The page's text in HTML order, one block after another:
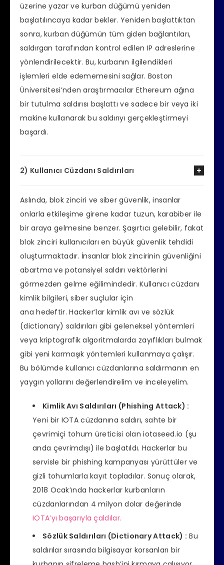
üzerine yazar ve kurban düğümü yeniden
başlatılıncaya kadar bekler. Yeniden başlattıktan
sonra, kurban düğümün tüm giden bağlantıları,
saldırgan tarafından kontrol edilen IP adreslerine
yönlendirilecektir. Bu, kurbanın ilgilendikleri
işlemleri elde edememesini sağlar. Boston
Üniversitesi’nden araştırmacılar Ethereum ağına
bir tutulma saldırısı başlattı ve sadece bir veya iki
makine kullanarak bu saldırıyı gerçekleştirmeyi
başardı.
2) Kullanıcı Cüzdanı Saldırıları
Aslında, blok zinciri ve siber güvenlik, insanlar
onlarla etkileşime girene kadar tuzun, karabiber ile
bir araya gelmesine benzer. Şaşırtıcı gelebilir, fakat
blok zinciri kullanıcıları en büyük güvenlik tehdidi
oluşturmaktadır. İnsanlar blok zincirinin güvenliğini
abartma ve potansiyel saldırı vektörlerini
görmezden gelme eğilimindedir. Kullanıcı cüzdanı
kimlik bilgileri, siber suçlular için
ana hedeftir. Hacker’lar kimlik avı ve sözlük
(dictionary) saldırıları gibi geleneksel yöntemleri
veya kriptografik algoritmalarda zayıflıkları bulmak
gibi yeni karmaşık yöntemleri kullanmaya çalışır.
Bu bölümde kullanıcı cüzdanlarına saldırmanın en
yaygın yollarını değerlendirelim ve inceleyelim.
Kimlik Avı Saldırıları (Phishing Attack) :
Yeni bir IOTA cüzdanına saldırı, sahte bir
çevrimiçi tohum üreticisi olan iotaseed.io (şu
anda çevrimdışı) ile başlatıldı. Hackerlar bu
servisle bir phishing kampanyası yürüttüler ve
gizli tohumlarla kayıt topladılar. Sonuç olarak,
2018 Ocak’ında hackerlar kurbanların
cüzdanlarından 4 milyon dolar değerinde
IOTA’yı başarıyla çaldılar.
Sözlük Saldırıları (Dictionary Attack) : Bu
saldırılar sırasında bilgisayar korsanları bir